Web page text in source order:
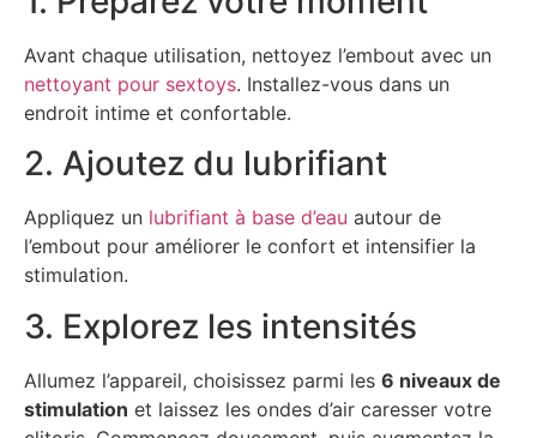
Avant chaque utilisation, nettoyez l’embout avec un
nettoyant pour sextoys. Installez-vous dans un
endroit intime et confortable.
2. Ajoutez du lubrifiant
Appliquez un lubrifiant à base d’eau autour de
l’embout pour améliorer le confort et intensifier la
stimulation.
3. Explorez les intensités
Allumez l’appareil, choisissez parmi les 6 niveaux de
stimulation et laissez les ondes d’air caresser votre